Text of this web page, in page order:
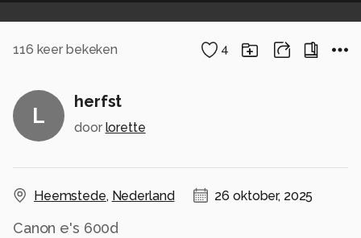
116 keer bekeken 4
L
herfst
door lorette
Heemstede, Nederland 26 oktober, 2025
Canon e's 600d